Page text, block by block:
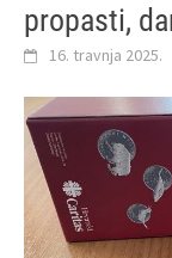
propasti,
16. travnja 2025.